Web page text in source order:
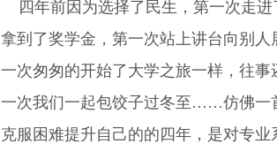
四年前因为选择了民生，第一次走进
拿到了奖学金，第一次站上讲台向别
一次匆匆的开始了大学之旅一样，往
一次我们一起包饺子过冬至……仿佛一
克服困难提升自己的的四年，是对专